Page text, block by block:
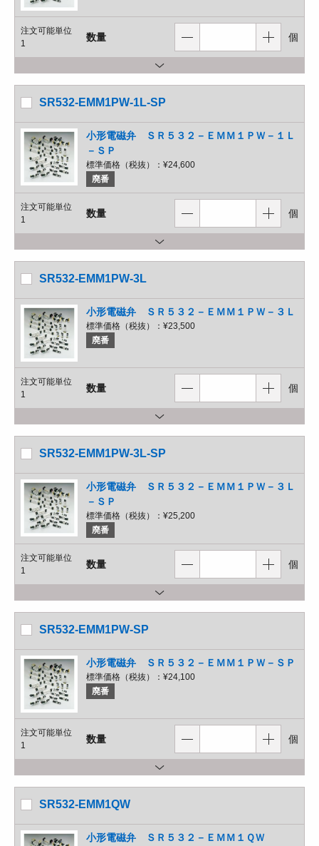
注文可能単位
1
数量 個
SR532-EMM1PW-1L-SP
小形電磁弁 ＳＲ５３２－ＥＭＭ１ＰＷ－１Ｌ
－ＳＰ
標準価格（税抜）： ¥24,600
廃番
注文可能単位
1
数量 個
SR532-EMM1PW-3L
小形電磁弁 ＳＲ５３２－ＥＭＭ１ＰＷ－３Ｌ
標準価格（税抜）： ¥23,500
廃番
注文可能単位
1
数量 個
SR532-EMM1PW-3L-SP
小形電磁弁 ＳＲ５３２－ＥＭＭ１ＰＷ－３Ｌ
－ＳＰ
標準価格（税抜）： ¥25,200
廃番
注文可能単位
1
数量 個
SR532-EMM1PW-SP
小形電磁弁 ＳＲ５３２－ＥＭＭ１ＰＷ－ＳＰ
標準価格（税抜）： ¥24,100
廃番
注文可能単位
1
数量 個
SR532-EMM1QW
小形電磁弁 ＳＲ５３２－ＥＭＭ１ＱＷ